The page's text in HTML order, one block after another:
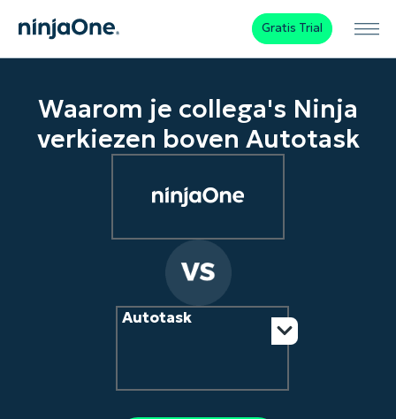
Gratis Trial
Waarom je collega's Ninja
verkiezen boven Autotask
Autotask